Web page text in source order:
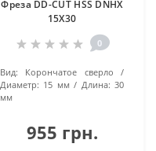
Фреза DD-CUT HSS DNHX
15Х30
0
Вид:
Корончатое сверло
Диаметр: 15 мм Длина: 30
мм
955 грн.